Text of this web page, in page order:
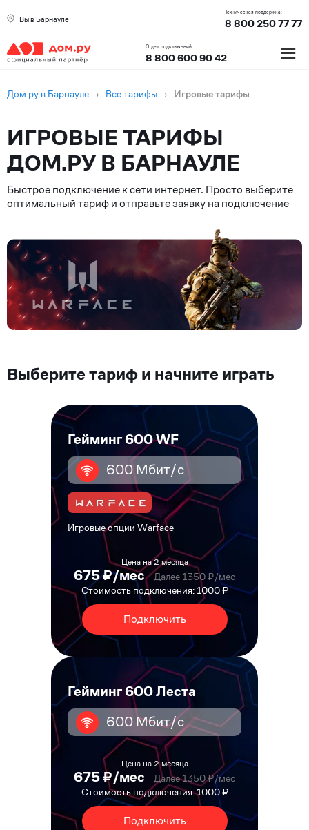
Вы в Барнауле
Техническая поддержка:
8 800 250 77 77
Отдел подключений:
8 800 600 90 42 ≡
Дом.ру в Барнауле › Все тарифы › Игровые тарифы
ИГРОВЫЕ ТАРИФЫ
ДОМ.РУ В БАРНАУЛЕ
Быстрое подключение к сети интернет. Просто выберите
оптимальный тариф и отправьте заявку на подключение
Выберите тариф и начните играть
Гейминг 600 WF
600 Мбит/с
Игровые опции Warface
Цена на 2 месяца
675 ₽/мес
Далее 1350 ₽/мес
Стоимость подключения: 1000 ₽
Подключить
Гейминг 600 Леста
600 Мбит/с
Цена на 2 месяца
675 ₽/мес
Далее 1350 ₽/мес
Стоимость подключения: 1000 ₽
Подключить